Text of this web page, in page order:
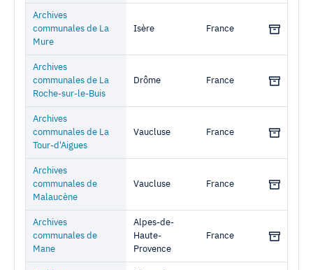
Archives
communales de La
Mure
Isère France
Archives
communales de La
Roche-sur-le-Buis
Drôme France
Archives
communales de La
Tour-d'Aigues
Vaucluse France
Archives
communales de
Malaucène
Vaucluse France
Archives
communales de
Mane
Alpes-de-
Haute-
Provence
France